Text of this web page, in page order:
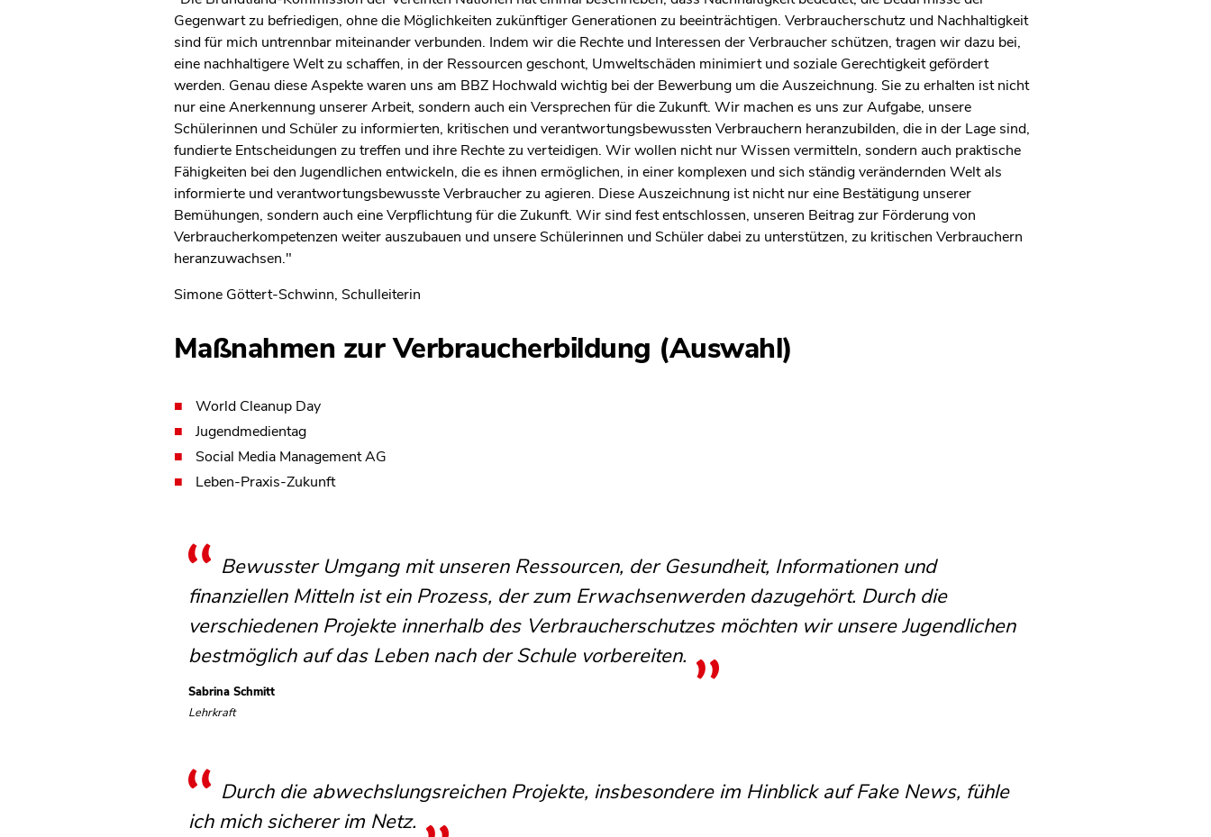
Gegenwart zu befriedigen, ohne die Möglichkeiten zukünftiger Generationen zu beeinträchtigen. Verbraucherschutz und Nachhaltigkeit
sind für mich untrennbar miteinander verbunden. Indem wir die Rechte und Interessen der Verbraucher schützen, tragen wir dazu bei,
eine nachhaltigere Welt zu schaffen, in der Ressourcen geschont, Umweltschäden minimiert und soziale Gerechtigkeit gefördert
werden. Genau diese Aspekte waren uns am BBZ Hochwald wichtig bei der Bewerbung um die Auszeichnung. Sie zu erhalten ist nicht
nur eine Anerkennung unserer Arbeit, sondern auch ein Versprechen für die Zukunft. Wir machen es uns zur Aufgabe, unsere
Schülerinnen und Schüler zu informierten, kritischen und verantwortungsbewussten Verbrauchern heranzubilden, die in der Lage sind,
fundierte Entscheidungen zu treffen und ihre Rechte zu verteidigen. Wir wollen nicht nur Wissen vermitteln, sondern auch praktische
Fähigkeiten bei den Jugendlichen entwickeln, die es ihnen ermöglichen, in einer komplexen und sich ständig verändernden Welt als
informierte und verantwortungsbewusste Verbraucher zu agieren. Diese Auszeichnung ist nicht nur eine Bestätigung unserer
Bemühungen, sondern auch eine Verpflichtung für die Zukunft. Wir sind fest entschlossen, unseren Beitrag zur Förderung von
Verbraucherkompetenzen weiter auszubauen und unsere Schülerinnen und Schüler dabei zu unterstützen, zu kritischen Verbrauchern
heranzuwachsen."
Simone Göttert-Schwinn, Schulleiterin
Maßnahmen zur Verbraucherbildung (Auswahl)
World Cleanup Day
Jugendmedientag
Social Media Management AG
Leben-Praxis-Zukunft
Bewusster Umgang mit unseren Ressourcen, der Gesundheit, Informationen und
finanziellen Mitteln ist ein Prozess, der zum Erwachsenwerden dazugehört. Durch die
verschiedenen Projekte innerhalb des Verbraucherschutzes möchten wir unsere Jugendlichen
bestmöglich auf das Leben nach der Schule vorbereiten.
Sabrina Schmitt
Lehrkraft
Durch die abwechslungsreichen Projekte, insbesondere im Hinblick auf Fake News, fühle
ich mich sicherer im Netz.